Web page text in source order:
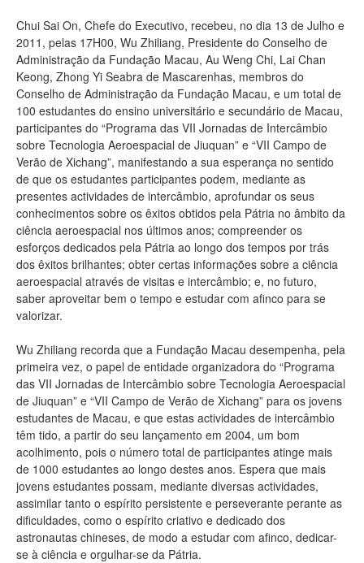
Chui Sai On, Chefe do Executivo, recebeu, no dia 13 de Julho e
2011, pelas 17H00, Wu Zhiliang, Presidente do Conselho de
Administração da Fundação Macau, Au Weng Chi, Lai Chan
Keong, Zhong Yi Seabra de Mascarenhas, membros do
Conselho de Administração da Fundação Macau, e um total de
100 estudantes do ensino universitário e secundário de Macau,
participantes do “Programa das VII Jornadas de Intercâmbio
sobre Tecnologia Aeroespacial de Jiuquan” e “VII Campo de
Verão de Xichang”, manifestando a sua esperança no sentido
de que os estudantes participantes podem, mediante as
presentes actividades de intercâmbio, aprofundar os seus
conhecimentos sobre os êxitos obtidos pela Pátria no âmbito da
ciência aeroespacial nos últimos anos; compreender os
esforços dedicados pela Pátria ao longo dos tempos por trás
dos êxitos brilhantes; obter certas informações sobre a ciência
aeroespacial através de visitas e intercâmbio; e, no futuro,
saber aproveitar bem o tempo e estudar com afinco para se
valorizar.
Wu Zhiliang recorda que a Fundação Macau desempenha, pela
primeira vez, o papel de entidade organizadora do “Programa
das VII Jornadas de Intercâmbio sobre Tecnologia Aeroespacial
de Jiuquan” e “VII Campo de Verão de Xichang” para os jovens
estudantes de Macau, e que estas actividades de intercâmbio
têm tido, a partir do seu lançamento em 2004, um bom
acolhimento, pois o número total de participantes atinge mais
de 1000 estudantes ao longo destes anos. Espera que mais
jovens estudantes possam, mediante diversas actividades,
assimilar tanto o espírito persistente e perseverante perante as
dificuldades, como o espírito criativo e dedicado dos
astronautas chineses, de modo a estudar com afinco, dedicar-
se à ciência e orgulhar-se da Pátria.